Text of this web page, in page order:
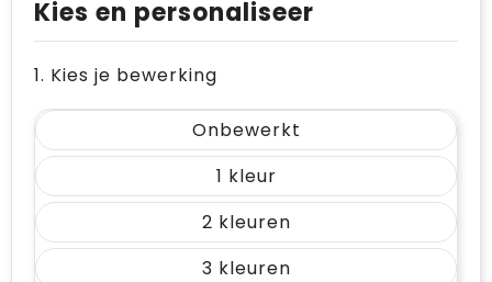
Kies en personaliseer
1. Kies je bewerking
Onbewerkt
1
2
3